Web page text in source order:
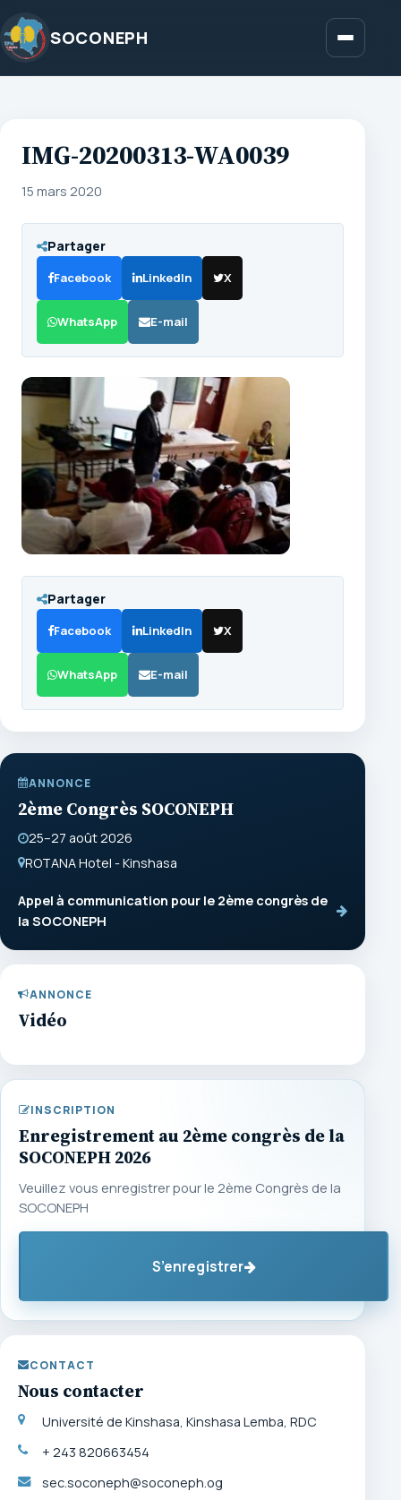
au
contenu
SOCONEPH Menu
IMG-20200313-WA0039
15 mars 2020
Partager
Facebook LinkedIn X
WhatsApp E-mail
Partager
Facebook LinkedIn X
WhatsApp E-mail
ANNONCE
2ème Congrès SOCONEPH
25–27 août 2026
ROTANA Hotel - Kinshasa
Appel à communication pour le 2ème congrès de
la SOCONEPH
ANNONCE
Vidéo
INSCRIPTION
Enregistrement au 2ème congrès de la
SOCONEPH 2026
Veuillez vous enregistrer pour le 2ème Congrès de la
SOCONEPH
S’enregistrer
CONTACT
Nous contacter
Université de Kinshasa, Kinshasa Lemba, RDC
+ 243 820663454
sec.soconeph@soconeph.og